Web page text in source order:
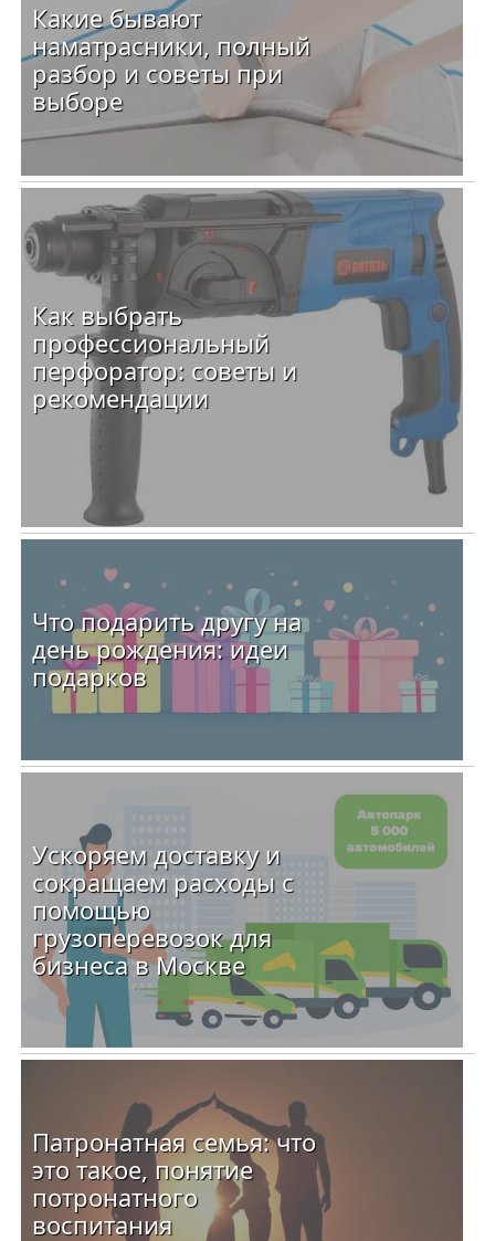
Какие бывают
наматрасники, полный
разбор и советы при
выборе
Как выбрать
профессиональный
перфоратор: советы и
рекомендации
Что подарить другу на
день рождения: идеи
подарков
Ускоряем доставку и
сокращаем расходы с
помощью
грузоперевозок для
бизнеса в Москве
Патронатная семья: что
это такое, понятие
потронатного
воспитания